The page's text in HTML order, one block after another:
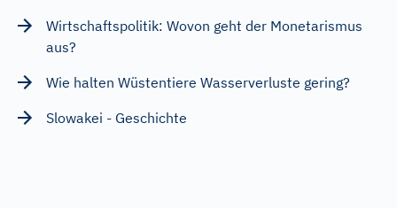
Wirtschaftspolitik: Wovon geht der Monetarismus
aus?
Wie halten Wüstentiere Wasserverluste gering?
Slowakei - Geschichte